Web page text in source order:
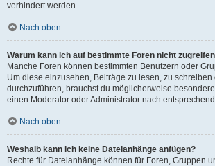
verhindert werden.
Nach oben
Warum kann ich auf bestimmte Foren nicht
Manche Foren können bestimmten Benutzern oder
Um diese einzusehen, Beiträge zu lesen, zu
durchzuführen, brauchst du möglicherweise
einen Moderator oder Administrator nach
Nach oben
Weshalb kann ich keine Dateianhänge anfügen?
Rechte für Dateianhänge können für Foren, Gruppen